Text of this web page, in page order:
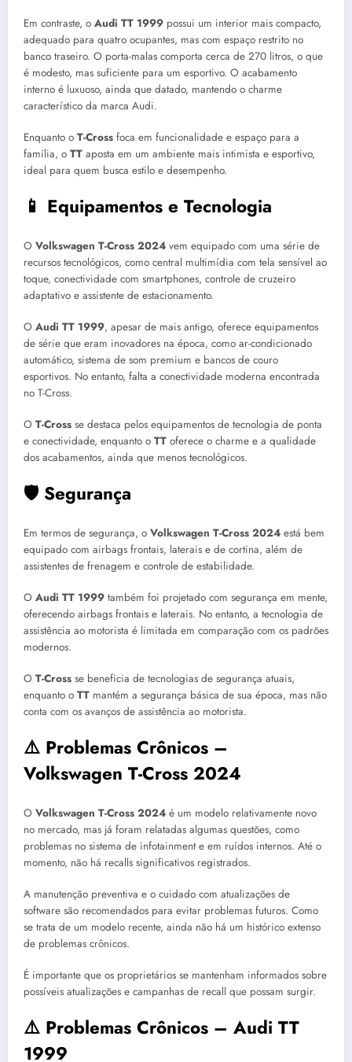
Em contraste, o Audi TT 1999 possui um interior mais compacto,
adequado para quatro ocupantes, mas com espaço restrito no
banco traseiro. O porta-malas comporta cerca de 270 litros, o que
é modesto, mas suficiente para um esportivo. O acabamento
interno é luxuoso, ainda que datado, mantendo o charme
característico da marca Audi.
Enquanto o T-Cross foca em funcionalidade e espaço para a
família, o TT aposta em um ambiente mais intimista e esportivo,
ideal para quem busca estilo e desempenho.
📱 Equipamentos e Tecnologia
O Volkswagen T-Cross 2024 vem equipado com uma série de
recursos tecnológicos, como central multimídia com tela sensível ao
toque, conectividade com smartphones, controle de cruzeiro
adaptativo e assistente de estacionamento.
O Audi TT 1999, apesar de mais antigo, oferece equipamentos
de série que eram inovadores na época, como ar-condicionado
automático, sistema de som premium e bancos de couro
esportivos. No entanto, falta a conectividade moderna encontrada
no T-Cross.
O T-Cross se destaca pelos equipamentos de tecnologia de ponta
e conectividade, enquanto o TT oferece o charme e a qualidade
dos acabamentos, ainda que menos tecnológicos.
🛡️ Segurança
Em termos de segurança, o Volkswagen T-Cross 2024 está bem
equipado com airbags frontais, laterais e de cortina, além de
assistentes de frenagem e controle de estabilidade.
O Audi TT 1999 também foi projetado com segurança em mente,
oferecendo airbags frontais e laterais. No entanto, a tecnologia de
assistência ao motorista é limitada em comparação com os padrões
modernos.
O T-Cross se beneficia de tecnologias de segurança atuais,
enquanto o TT mantém a segurança básica de sua época, mas não
conta com os avanços de assistência ao motorista.
⚠️ Problemas Crônicos –
Volkswagen T-Cross 2024
O Volkswagen T-Cross 2024 é um modelo relativamente novo
no mercado, mas já foram relatadas algumas questões, como
problemas no sistema de infotainment e em ruídos internos. Até o
momento, não há recalls significativos registrados.
A manutenção preventiva e o cuidado com atualizações de
software são recomendados para evitar problemas futuros. Como
se trata de um modelo recente, ainda não há um histórico extenso
de problemas crônicos.
É importante que os proprietários se mantenham informados sobre
possíveis atualizações e campanhas de recall que possam surgir.
⚠️ Problemas Crônicos – Audi TT
1999